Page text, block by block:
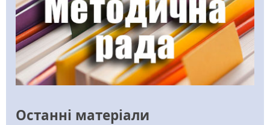
Останні матеріали